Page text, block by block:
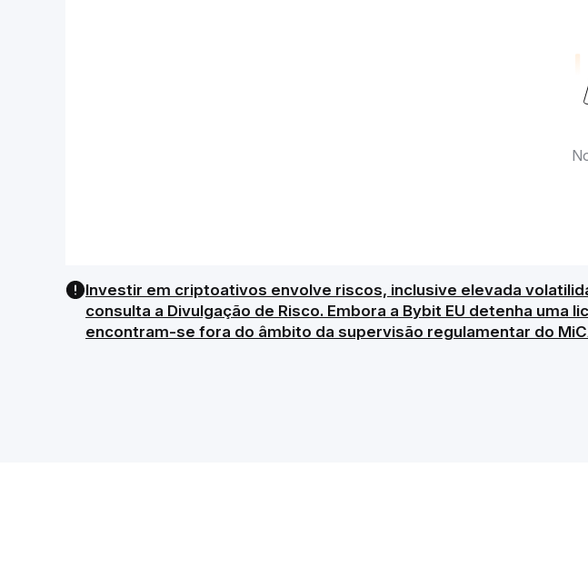
Investir em criptoativos envolve riscos, inclusive elevada
consulta a Divulgação de Risco. Embora a Bybit EU detenha
encontram-se fora do âmbito da supervisão regulamentar do